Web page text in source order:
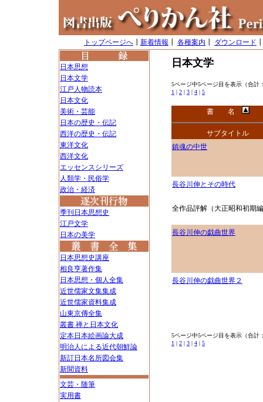
トップページへ 新着情報 各種案内 ダウンロード
日本思想
日本文学
江戸人物読本
日本文化
美術・芸能
日本の歴史・伝記
西洋の歴史・伝記
東洋文化
西洋文化
エッセンスシリーズ
人類学・民俗学
政治・経済
季刊日本思想史
江戸文学
日本の美学
日本思想史講座
相良亨著作集
日本思想・個人全集
近世儒家文集集成
近世儒家資料集成
山東京傳全集
叢書 禅と日本文化
定本日本絵画論大成
明治人による近代朝鮮論
新訂日本名所図会集
新聞資料
文芸・随筆
実用書
日本文学
5ページ中5ページ目を表示（合計
1 | 2 | 3 | 4 | 5
書 名
サブタイトル
鎮魂の中世
長谷川伸とその時代
全作品評解（大正昭和初期
長谷川伸の戯曲世界
長谷川伸の戯曲世界２
5ページ中5ページ目を表示（合計
1 | 2 | 3 | 4 | 5